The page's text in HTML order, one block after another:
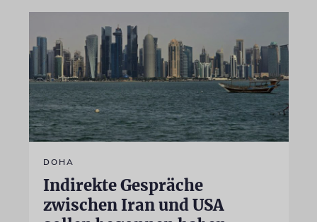
DOHA
Indirekte Gespräche
zwischen Iran und USA